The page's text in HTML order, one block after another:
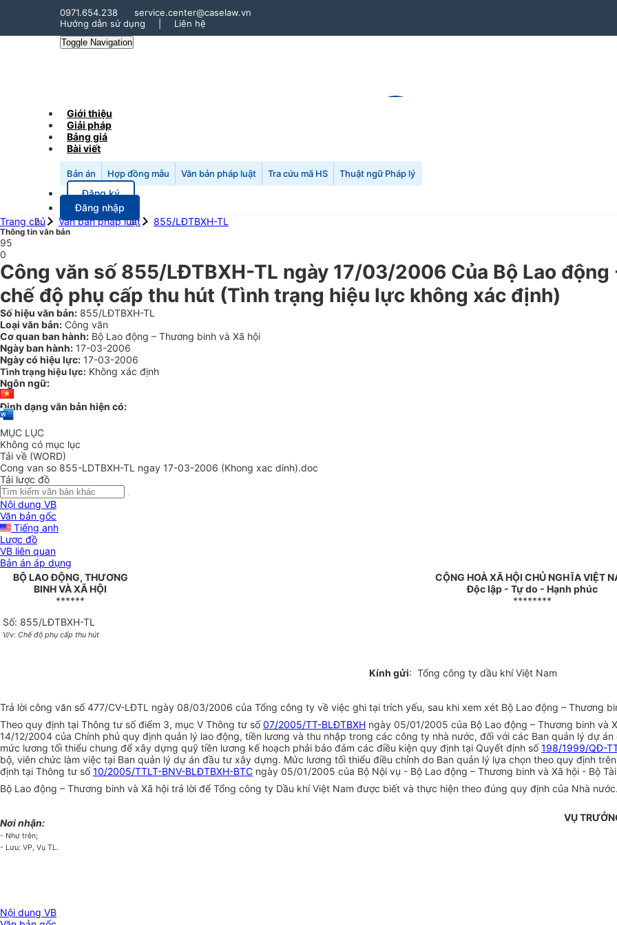
0971.654.238
service.center@caselaw.vn
Hướng dẫn sử dụng
Liên hệ
Toggle Navigation
Giới thiệu
Giải pháp
Bảng giá
Bài viết
Bản án Hợp đồng mẫu Văn bản pháp luật Tra cứu mã HS Thuật ngữ Pháp lý
Đăng ký
Đăng nhập
Trang chủ
Văn bản pháp luật 855/LĐTBXH-TL
Thông tin văn bản
95
0
Công văn số 855/LĐTBXH-TL ngày 17/03/2006 Của Bộ Lao
chế độ phụ cấp thu hút (Tình trạng hiệu lực không xác định)
Số hiệu văn bản: 855/LĐTBXH-TL
Loại văn bản: Công văn
Cơ quan ban hành: Bộ Lao động – Thương binh và Xã hội
Ngày ban hành: 17-03-2006
Ngày có hiệu lực: 17-03-2006
Tình trạng hiệu lực: Không xác định
Ngôn ngữ:
Định dạng văn bản hiện có:
MỤC LỤC
Không có mục lục
Tải về (WORD)
Cong van so 855-LDTBXH-TL ngay 17-03-2006 (Khong xac dinh).doc
Tải lược đồ
Nội dung VB
Văn bản gốc
Tiếng anh
Lược đồ
VB liên quan
Bản án áp dụng
BỘ LAO ĐỘNG, THƯƠNG
BINH VÀ XÃ HỘI
******
CỘNG HOÀ XÃ HỘI CHỦ NGHĨA VIỆT
Độc lập - Tự do - Hạnh phúc
********
Số: 855/LĐTBXH-TL
V/v: Chế độ phụ cấp thu hút
Kính gửi: Tổng công ty dầu khí Việt Nam
Trả lời công văn số 477/CV-LĐTL ngày 08/03/2006 của Tổng công ty về việc ghi tại trích yếu, sau khi xem xét Bộ Lao động – Thương
Theo quy định tại Thông tư số điểm 3, mục V Thông tư số07/2005/TT-BLĐTBXH ngày 05/01/2005 của Bộ Lao động – Thương binh và
14/12/2004 của Chính phủ quy định quản lý lao động, tiền lương và thu nhập trong các công ty nhà nước, đối với các Ban quản lý dự
mức lương tối thiểu chung để xây dựng quỹ tiền lương kế hoạch phải bảo đảm các điều kiện quy định tại Quyết định số198/1999/QĐ-
bộ, viên chức làm việc tại Ban quản lý dự án đầu tư xây dựng. Mức lương tối thiểu điều chỉnh do Ban quản lý lựa chọn theo quy định
định tại Thông tư số10/2005/TTLT-BNV-BLĐTBXH-BTC ngày 05/01/2005 của Bộ Nội vụ - Bộ Lao động – Thương binh và Xã hội - Bộ
Bộ Lao động – Thương binh và Xã hội trả lời để Tổng công ty Dầu khí Việt Nam được biết và thực hiện theo đúng quy định của Nhà
Nơi nhận:
- Như trên;
- Lưu: VP, Vụ TL.
VỤ
Nội dung VB